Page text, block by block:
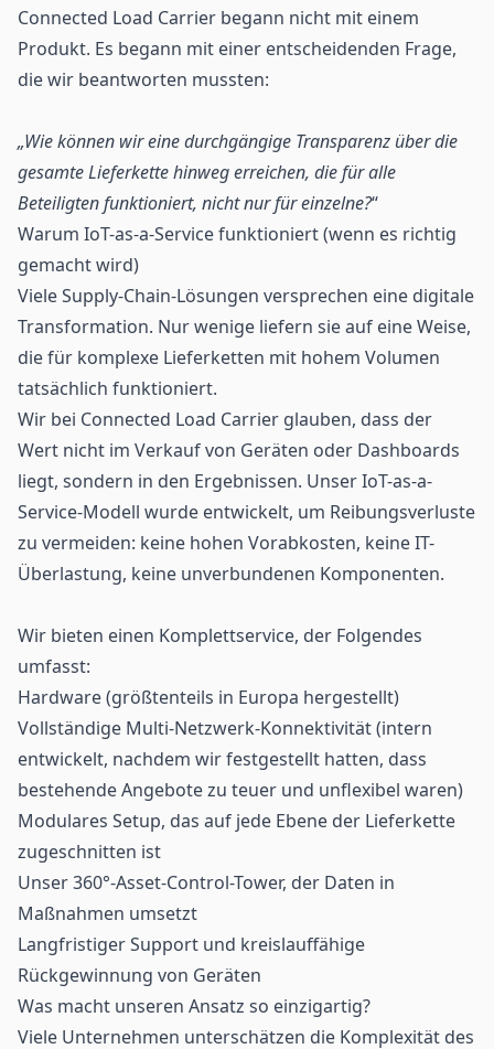
Connected Load Carrier begann nicht mit einem
Produkt. Es begann mit einer entscheidenden Frage,
die wir beantworten mussten:
„Wie können wir eine durchgängige Transparenz über die
gesamte Lieferkette hinweg erreichen, die für alle
Beteiligten funktioniert, nicht nur für einzelne?“
Warum IoT-as-a-Service funktioniert (wenn es richtig
gemacht wird)
Viele Supply-Chain-Lösungen versprechen eine digitale
Transformation. Nur wenige liefern sie auf eine Weise,
die für komplexe Lieferketten mit hohem Volumen
tatsächlich funktioniert.
Wir bei Connected Load Carrier glauben, dass der
Wert nicht im Verkauf von Geräten oder Dashboards
liegt, sondern in den Ergebnissen. UnserIoT-as-a-
Service-Modell wurde entwickelt, um Reibungsverluste
zu vermeiden: keine hohen Vorabkosten, keine IT-
Überlastung, keine unverbundenen Komponenten.
Wir bieten einen Komplettservice, der Folgendes
umfasst:
Hardware (größtenteils in Europa hergestellt)
Vollständige Multi-Netzwerk-Konnektivität (intern
entwickelt, nachdem wir festgestellt hatten, dass
bestehende Angebote zu teuer und unflexibel waren)
Modulares Setup, das auf jede Ebene der Lieferkette
zugeschnitten ist
Unser360°-Asset-Control-Tower, der Daten in
Maßnahmen umsetzt
Langfristiger Support und kreislauffähige
Rückgewinnung von Geräten
Was macht unseren Ansatz so einzigartig?
Viele Unternehmen unterschätzen die Komplexität des